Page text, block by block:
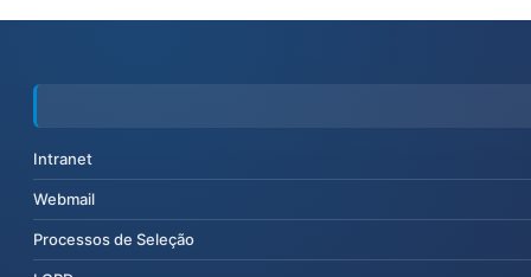
Intranet
Webmail
Processos de Seleção